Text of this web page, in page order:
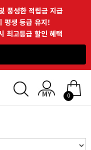
풍성한 적립금 지급
평생 등급 유지!
최고등급 할인 혜택
0